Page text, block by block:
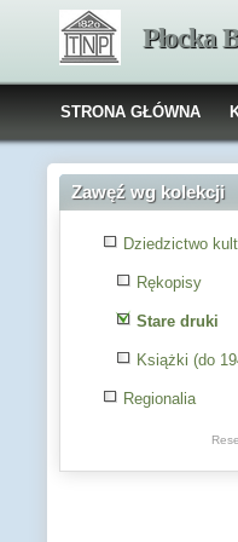
Płocka
STRONA GŁÓWNA
Zawęź wg kolekcji
Dziedzictwo
Rękopisy
Stare druki
Książki (do
Regionalia